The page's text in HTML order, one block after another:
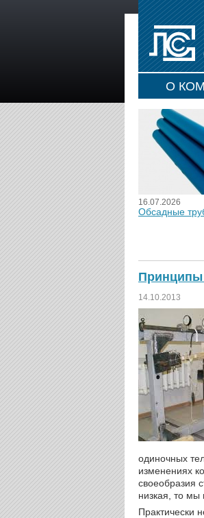
О
16.07.2026
Обсадные
Принципы
14.10.2013
одиночных
изменениях
своеобразия
низкая, то мы
Практически